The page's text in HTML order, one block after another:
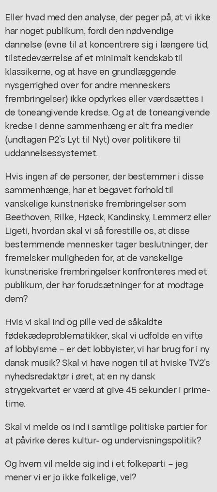
Eller hvad med den analyse, der peger på, at vi ikke
har noget publikum, fordi den nødvendige
dannelse (evne til at koncentrere sig i længere tid,
tilstedeværrelse af et minimalt kendskab til
klassikerne, og at have en grundlæggende
nysgerrighed over for andre menneskers
frembringelser) ikke opdyrkes eller værdsættes i
de toneangivende kredse. Og at de toneangivende
kredse i denne sammenhæng er alt fra medier
(undtagen P2’s Lyt til Nyt) over politikere til
uddannelsessystemet.
Hvis ingen af de personer, der bestemmer i disse
sammenhænge, har et begavet forhold til
vanskelige kunstneriske frembringelser som
Beethoven, Rilke, Høeck, Kandinsky, Lemmerz eller
Ligeti, hvordan skal vi så forestille os, at disse
bestemmende mennesker tager beslutninger, der
fremelsker muligheden for, at de vanskelige
kunstneriske frembringelser konfronteres med et
publikum, der har forudsætninger for at modtage
dem?
Hvis vi skal ind og pille ved de såkaldte
fødekædeproblematikker, skal vi udfolde en vifte
af lobbyisme – er det lobbyister, vi har brug for i ny
dansk musik? Skal vi have nogen til at hviske TV2’s
nyhedsredaktør i øret, at en ny dansk
strygekvartet er værd at give 45 sekunder i prime-
time.
Skal vi melde os ind i samtlige politiske partier for
at påvirke deres kultur- og undervisningspolitik?
Og hvem vil melde sig ind i et folkeparti – jeg
mener vi er jo ikke folkelige, vel?